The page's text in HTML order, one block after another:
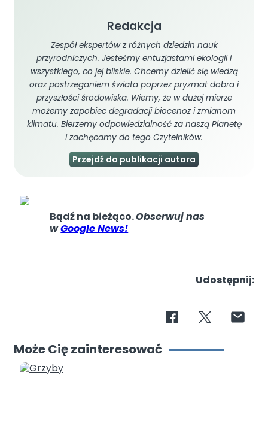
Redakcja
Zespół ekspertów z różnych dziedzin nauk
przyrodniczych. Jesteśmy entuzjastami ekologii i
wszystkiego, co jej bliskie. Chcemy dzielić się wiedzą
oraz postrzeganiem świata poprzez pryzmat dobra i
przyszłości środowiska. Wiemy, że w dużej mierze
możemy zapobiec degradacji biocenoz i zmianom
klimatu. Bierzemy odpowiedzialność za naszą Planetę
i zachęcamy do tego Czytelników.
Przejdź do publikacji autora
Bądź na bieżąco.Obserwuj nas
wGoogle News!
Udostępnij:
Może Cię zainteresować